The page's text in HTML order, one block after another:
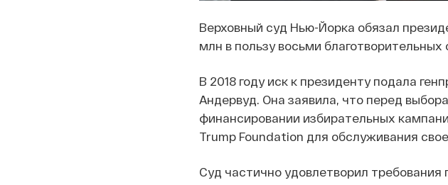
Верховный суд Нью-Йорка обязал
млн в пользу восьми благотворительных
В 2018 году иск к президенту подала
Андервуд. Она заявила, что перед
финансировании избирательных
Trump Foundation для обслуживания
Суд частично удовлетворил